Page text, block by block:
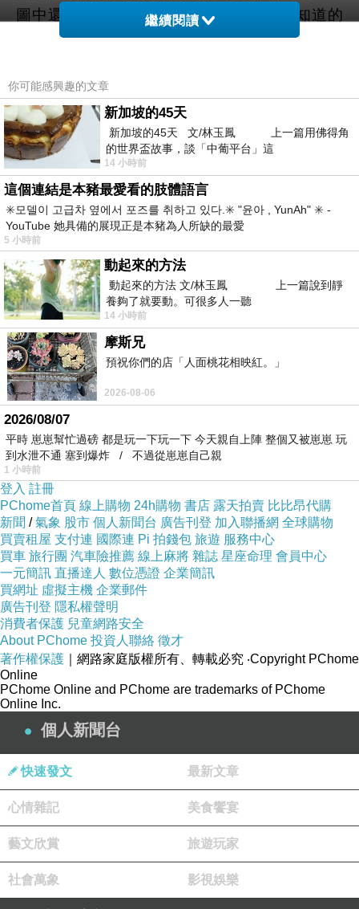
圖中還藏有不少做為小遙粉絲(星枝草)才知道的
彩蛋。
這張我真的是畫的超滿足的！畫這張除了讓我重
新以另一種角度體驗自己裝潢過的房間，而且將
動物的立體度畫起來的過程也意外超療癒！XD
謝謝小遙有玩動森，我才有機會創作這張～<3
這次也有縮時錄影喔～20小時濃縮1分鐘。
https://fb.watch/9oxfk8FI4D/
上一篇：Trick or Die 萬聖節快樂
下一篇：偶像聖誕演唱會 (VTuber)
繼續閱讀
你可能感興趣的文章
新加坡的45天
新加坡的45天 文/林玉鳳 上一篇用佛得角
的世界盃故事，談「中葡平台」這
14 小時前
這個連結是本豬最愛看的肢體語言
✳️모델이 고급차 옆에서 포즈를 취하고 있다.✳️ "윤아 , YunAh" ✳️ -
YouTube 她具備的展現正是本豬為人所缺的最愛
5 小時前
動起來的方法
動起來的方法 文/林玉鳳 上一篇說到靜
養夠了就要動。可很多人一聽
14 小時前
摩斯兄
預祝你們的店「人面桃花相映紅。」
2026-08-06
2026/08/07
平時 崽崽幫忙過磅 都是玩一下玩一下 今天親自上陣 整個又被崽崽 玩
到水泄不通 塞到爆炸 / 不過從崽崽自己親
1 小時前
登入 註冊
PChome首頁 線上購物 24h購物 書店 露天拍賣 比比昂代購
新聞 /氣象 股市 個人新聞台 廣告刊登 加入聯播網 全球購物
買賣租屋 支付連 國際連 Pi 拍錢包 旅遊 服務中心
買車 旅行團 汽車險推薦 線上麻將 雜誌 星座命理 會員中心
一元簡訊 直播達人 數位憑證 企業簡訊
買網址 虛擬主機 企業郵件
廣告刊登 隱私權聲明
消費者保護 兒童網路安全
About PChome 投資人聯絡 徵才
著作權保護 ｜網路家庭版權所有、轉載必究 ‧Copyright PChome
Online
PChome Online and PChome are trademarks of PChome
Online Inc.
個人新聞台
快速發文 最新文章
心情雜記 美食饗宴
藝文欣賞 旅遊玩家
社會萬象 影視娛樂